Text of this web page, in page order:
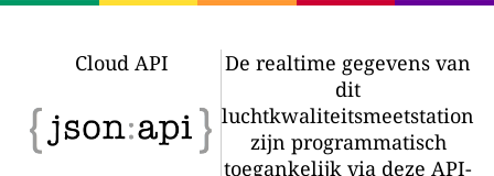
Cloud API
De realtime gegevens van
dit
luchtkwaliteitsmeetstation
zijn programmatisch
toegankelijk via deze API-